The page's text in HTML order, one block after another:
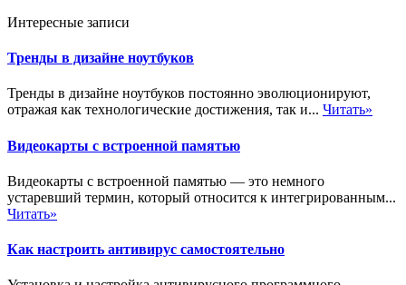
Интересные записи
Тренды в дизайне ноутбуков
Тренды в дизайне ноутбуков постоянно эволюционируют,
отражая как технологические достижения, так и... Читать»
Видеокарты с встроенной памятью
Видеокарты с встроенной памятью — это немного
устаревший термин, который относится к интегрированным...
Читать»
Как настроить антивирус самостоятельно